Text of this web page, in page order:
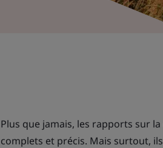
Plus que jamais, les rapports sur
complets et précis. Mais surtout,